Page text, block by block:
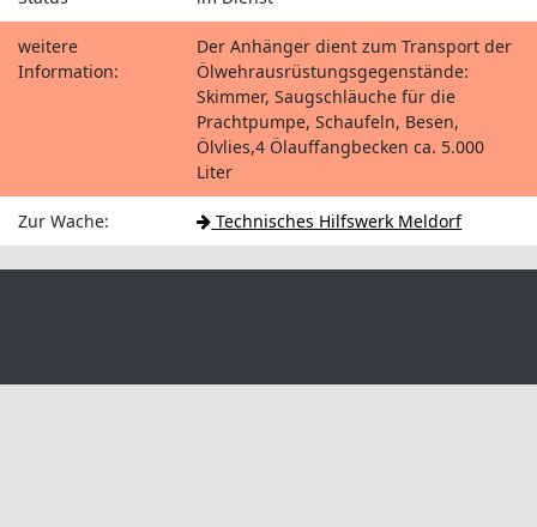
weitere
Information:
Der Anhänger dient zum Transport der
Ölwehrausrüstungsgegenstände:
Skimmer, Saugschläuche für die
Prachtpumpe, Schaufeln, Besen,
Ölvlies,4 Ölauffangbecken ca. 5.000
Liter
Zur Wache: Technisches Hilfswerk Meldorf